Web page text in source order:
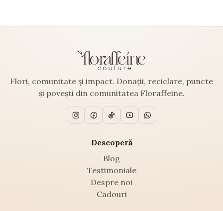
Flori, comunitate și impact. Donații, reciclare, puncte
și povești din comunitatea Floraffeine.
Descoperă
Blog
Testimoniale
Despre noi
Cadouri